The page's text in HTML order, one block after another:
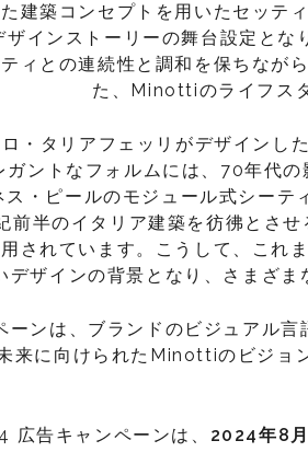
建築コンセプトを用いたセッテ
ザインストーリーの舞台設定と
ィとの連続性と調和を保ちなが
た、Minottiのライフス
・タリアフェッリがデザインし
ガントなフォルムには、70年代
ス・ピールのモジュール式シーテ
前半のイタリア建築を彷彿とさ
されています。こうして、これ
デザインの背景となり、さまざま
ーンは、ブランドのビジュアル
来に向けられたMinottiのビジョ
広告キャンペーンは、 2024年8 月